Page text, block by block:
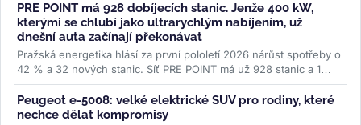
PRE POINT má 928 dobíjecích stanic. Jenže 400 kW,
kterými se chlubí jako ultrarychlým nabíjením, už
dnešní auta začínají překonávat
Pražská energetika hlásí za první pololetí 2026 nárůst spotřeby o
42 % a 32 nových stanic. Síť PRE POINT má už 928 stanic a 1
468...>>
Peugeot e-5008: velké elektrické SUV pro rodiny, které
nechce dělat kompromisy